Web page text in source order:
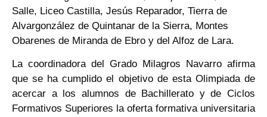
Salle, Liceo Castilla, Jesús Reparador, Tierra de
Alvargonzález de Quintanar de la Sierra, Montes
Obarenes de Miranda de Ebro y del Alfoz de Lara.
La coordinadora del Grado Milagros Navarro afirma
que se ha cumplido el objetivo de esta Olimpiada de
acercar a los alumnos de Bachillerato y de Ciclos
Formativos Superiores la oferta formativa universitaria